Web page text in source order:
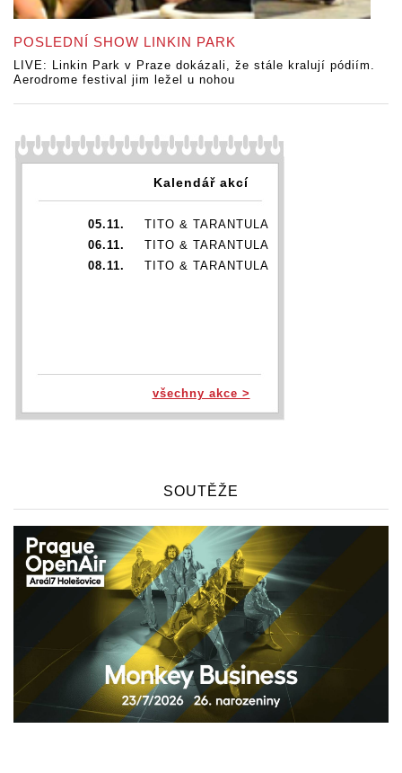
POSLEDNÍ SHOW LINKIN PARK
LIVE: Linkin Park v Praze dokázali, že stále kralují pódiím.
Aerodrome festival jim ležel u nohou
Kalendář akcí
05.11.
TITO & TARANTULA
06.11.
TITO & TARANTULA
08.11.
TITO & TARANTULA
všechny akce >
SOUTĚŽE